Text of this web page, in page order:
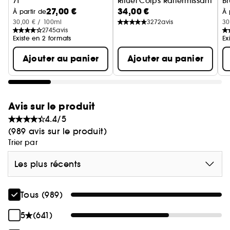
Brume Parfumée pour le Corps et les cheveux
À partir de27,00 €
30,00 € / 100ml
2745avis
Existe en 2 formats
Ajouter au panier
34,00 €
3272avis
Ajouter au panier
À
Avis sur le produit
4.4/5
(989 avis sur le produit)
Trier par
Les plus récents
Tous (989)
5
(641)